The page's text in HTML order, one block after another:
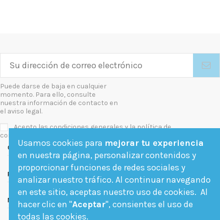
Puede darse de baja en cualquier
momento. Para ello, consulte
nuestra información de contacto en
el aviso legal.
Acepto las condiciones generales y la política de
confidencialidad
Contact us
Follow us
Newsletter
Usamos cookies para mejorar tu experiencia
en nuestra página, personalizar contenidos y
proporcionar funciones de redes sociales y
analizar nuestro tráfico. Al continuar navegando
en este sitio, aceptas nuestro uso de cookies. Al
hacer clic en "Aceptar", consientes el uso de
todas las cookies.